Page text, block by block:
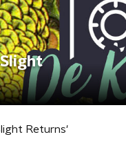
Returns'